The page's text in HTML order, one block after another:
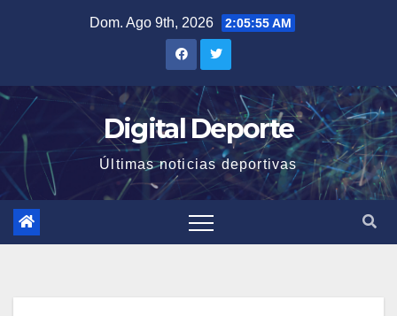
Dom. Ago 9th, 2026 2:05:56 AM
Digital Deporte
Últimas noticias deportivas